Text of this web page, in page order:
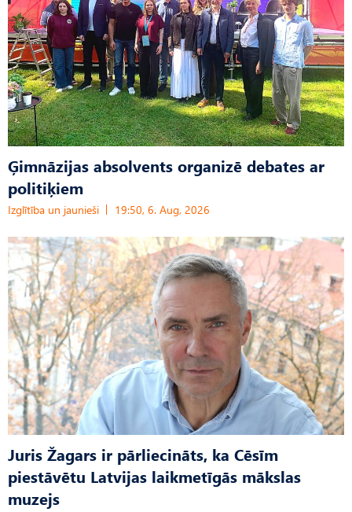
Ģimnāzijas absolvents organizē debates ar
politiķiem
Izglītība un jaunieši 19:50, 6. Aug, 2026
Juris Žagars ir pārliecināts, ka Cēsīm
piestāvētu Latvijas laikmetīgās mākslas
muzejs